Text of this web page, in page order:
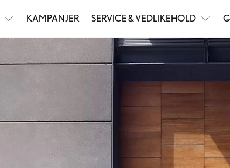
KAMPANJER SERVICE & VEDLIKEHOLD